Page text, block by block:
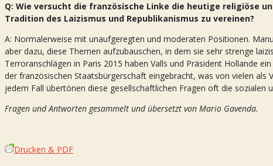
Q: Wie versucht die französische Linke die heutige religiöse
Tradition des Laizismus und Republikanismus zu vereinen?
A: Normalerweise mit unaufgeregten und moderaten Positionen.
aber dazu, diese Themen aufzubauschen, in dem sie sehr strenge
Terroranschlägen in Paris 2015 haben Valls und Präsident Hollande
der französischen Staatsbürgerschaft eingebracht, was von vielen als
jedem Fall übertönen diese gesellschaftlichen Fragen oft die sozialen
Fragen und Antworten gesammelt und übersetzt von Mario Gavenda.
Drucken & PDF